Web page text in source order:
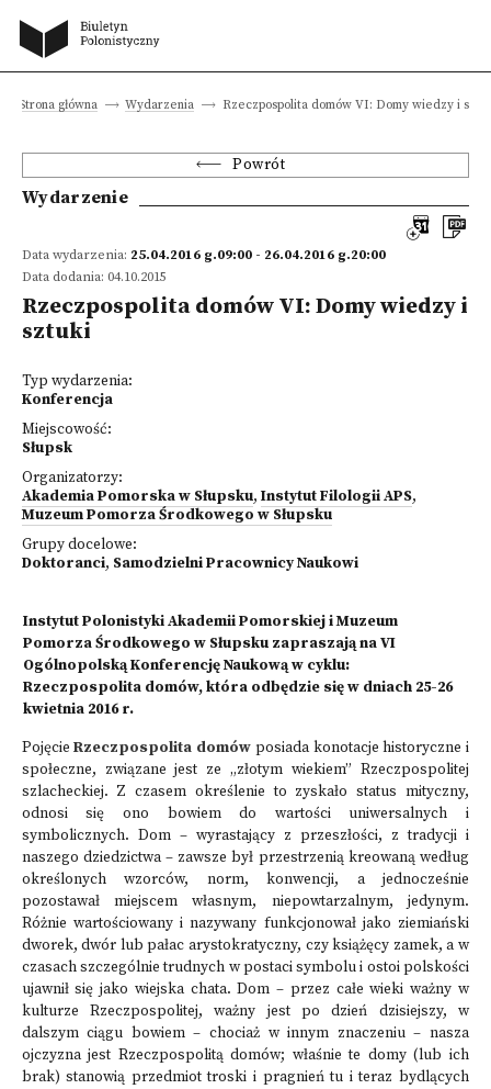
Strona główna Wydarzenia Rzeczpospolita domów VI: Domy wiedzy i
Powrót
Wydarzenie
Data wydarzenia: 25.04.2016 g.09:00 - 26.04.2016 g.20:00
Data dodania: 04.10.2015
Rzeczpospolita domów VI: Domy wiedzy i
sztuki
Typ wydarzenia:
Konferencja
Miejscowość:
Słupsk
Organizatorzy:
Akademia Pomorska w Słupsku, Instytut Filologii APS,
Muzeum Pomorza Środkowego w Słupsku
Grupy docelowe:
Doktoranci, Samodzielni Pracownicy Naukowi
Instytut Polonistyki Akademii Pomorskiej i Muzeum
Pomorza Środkowego w Słupsku zapraszają na VI
Ogólnopolską Konferencję Naukową w cyklu:
Rzeczpospolita domów, która odbędzie się w dniach 25-26
kwietnia 2016 r.
PojęcieRzeczpospolita domów posiada konotacje historyczne i
społeczne, związane jest ze „złotym wiekiem” Rzeczpospolitej
szlacheckiej. Z czasem określenie to zyskało status mityczny,
odnosi się ono bowiem do wartości uniwersalnych i
symbolicznych. Dom – wyrastający z przeszłości, z tradycji i
naszego dziedzictwa – zawsze był przestrzenią kreowaną według
określonych wzorców, norm, konwencji, a jednocześnie
pozostawał miejscem własnym, niepowtarzalnym, jedynym.
Różnie wartościowany i nazywany funkcjonował jako ziemiański
dworek, dwór lub pałac arystokratyczny, czy książęcy zamek, a w
czasach szczególnie trudnych w postaci symbolu i ostoi polskości
ujawnił się jako wiejska chata. Dom – przez całe wieki ważny w
kulturze Rzeczpospolitej, ważny jest po dzień dzisiejszy, w
dalszym ciągu bowiem – chociaż w innym znaczeniu – nasza
ojczyzna jest Rzeczpospolitą domów; właśnie te domy (lub ich
brak) stanowią przedmiot troski i pragnień tu i teraz bydlących